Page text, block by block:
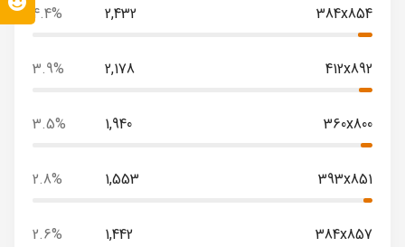
384x854
2,432
4.4%
412x892
2,178
3.9%
360x800
1,940
3.5%
393x851
1,553
2.8%
384x857
1,442
2.6%